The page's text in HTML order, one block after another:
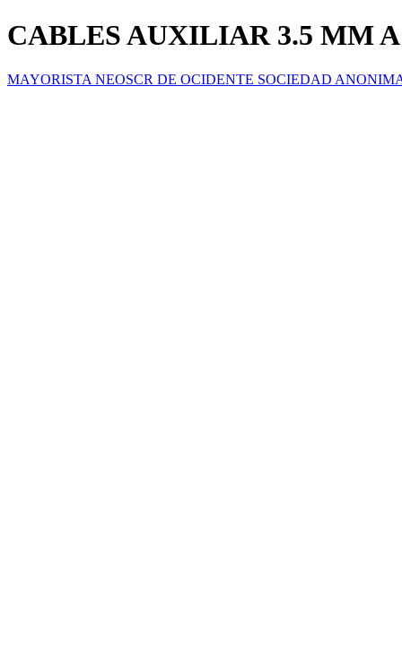
CABLES AUXILIAR 3.5 MM
MAYORISTA NEOSCR DE OCIDENTE SOCIEDAD